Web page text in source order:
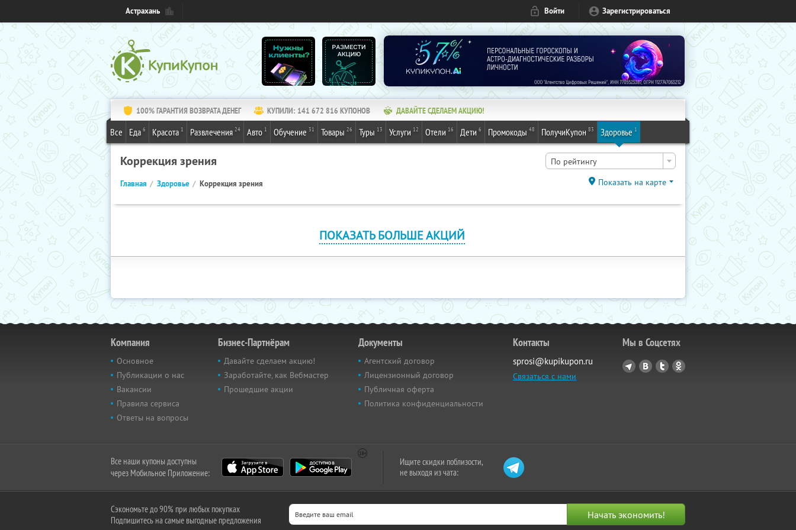
Астрахань Войти Зарегистрироваться
100% ГАРАНТИЯ ВОЗВРАТА ДЕНЕГ КУПИЛИ: 141 672 816 КУПОНОВ ДАВАЙТЕ СДЕЛАЕМ АКЦИЮ!
Все Еда 6 Красота 1 Развлечения 24 Авто 1 Обучение 31 Товары 26 Туры 13 Услуги 12 Отели 16 Дети 6 Промокоды 48 ПолучиКупон 83 Здоровье 1
Коррекция зрения По рейтингу
Главная Здоровье Коррекция зрения Показать на карте
ПОКАЗАТЬ БОЛЬШЕ АКЦИЙ
Компания
Основное
Публикации о нас
Вакансии
Правила сервиса
Ответы на вопросы
Бизнес-Партнёрам
Давайте сделаем акцию!
Заработайте, как Вебмастер
Прошедшие акции
Документы
Агентский договор
Лицензионный договор
Публичная оферта
Политика конфиденциальности
Контакты
sprosi@kupikupon.ru
Связаться с нами
Мы в Соцсетях
Все наши купоны доступны
через Мобильное Приложение:
Ищите скидки поблизости,
не выходя из чата:
Сэкономьте до 90% при любых покупках
Подпишитесь на самые выгодные предложения